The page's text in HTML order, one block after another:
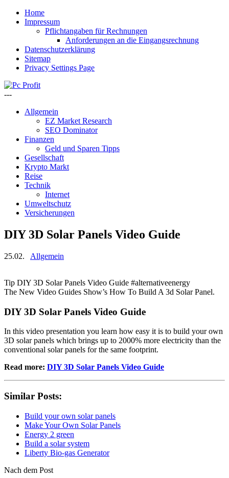
Home
Impressum
Pflichtangaben für Rechnungen
Anforderungen an die Eingangsrechnung
Datenschutzerklärung
Sitemap
Privacy Settings Page
---
Allgemein
EZ Market Research
SEO Dominator
Finanzen
Geld und Sparen Tipps
Gesellschaft
Krypto Markt
Reise
Technik
Internet
Umweltschutz
Versicherungen
DIY 3D Solar Panels Video Guide
25.02. Allgemein
Tip DIY 3D Solar Panels Video Guide #alternativeenergy
The New Video Guides Show’s How To Build A 3d Solar Panel.
DIY 3D Solar Panels Video Guide
In this video presentation you learn how easy it is to build your own
3D solar panels which brings up to 2000% more electricity than the
conventional solar panels for the same footprint.
Read more: DIY 3D Solar Panels Video Guide
Similar Posts:
Build your own solar panels
Make Your Own Solar Panels
Energy 2 green
Build a solar system
Liberty Bio-gas Generator
Nach dem Post